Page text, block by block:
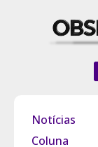
Notícias
Coluna